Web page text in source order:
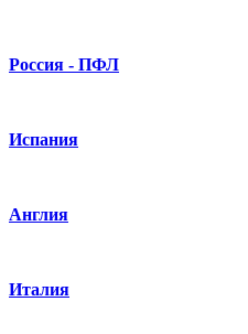
Россия - ПФЛ
Испания
Англия
Италия